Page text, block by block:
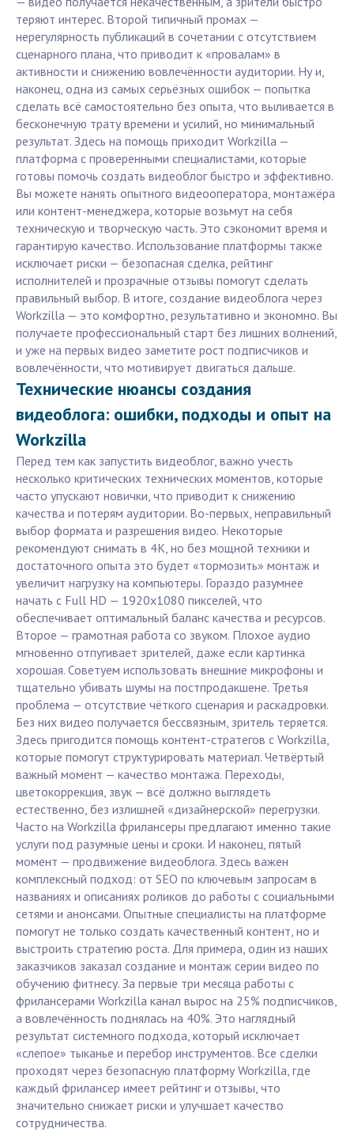
теряют интерес. Второй типичный промах —
нерегулярность публикаций в сочетании с отсутствием
сценарного плана, что приводит к «провалам» в
активности и снижению вовлечённости аудитории. Ну и,
наконец, одна из самых серьёзных ошибок — попытка
сделать всё самостоятельно без опыта, что выливается в
бесконечную трату времени и усилий, но минимальный
результат. Здесь на помощь приходит Workzilla —
платформа с проверенными специалистами, которые
готовы помочь создать видеоблог быстро и эффективно.
Вы можете нанять опытного видеооператора, монтажёра
или контент-менеджера, которые возьмут на себя
техническую и творческую часть. Это сэкономит время и
гарантирую качество. Использование платформы также
исключает риски — безопасная сделка, рейтинг
исполнителей и прозрачные отзывы помогут сделать
правильный выбор. В итоге, создание видеоблога через
Workzilla — это комфортно, результативно и экономно. Вы
получаете профессиональный старт без лишних волнений,
и уже на первых видео заметите рост подписчиков и
вовлечённости, что мотивирует двигаться дальше.
Технические нюансы создания
видеоблога: ошибки, подходы и опыт на
Workzilla
Перед тем как запустить видеоблог, важно учесть
несколько критических технических моментов, которые
часто упускают новички, что приводит к снижению
качества и потерям аудитории. Во-первых, неправильный
выбор формата и разрешения видео. Некоторые
рекомендуют снимать в 4K, но без мощной техники и
достаточного опыта это будет «тормозить» монтаж и
увеличит нагрузку на компьютеры. Гораздо разумнее
начать с Full HD — 1920x1080 пикселей, что
обеспечивает оптимальный баланс качества и ресурсов.
Второе — грамотная работа со звуком. Плохое аудио
мгновенно отпугивает зрителей, даже если картинка
хорошая. Советуем использовать внешние микрофоны и
тщательно убивать шумы на постпродакшене. Третья
проблема — отсутствие чёткого сценария и раскадровки.
Без них видео получается бессвязным, зритель теряется.
Здесь пригодится помощь контент-стратегов с Workzilla,
которые помогут структурировать материал. Четвёртый
важный момент — качество монтажа. Переходы,
цветокоррекция, звук — всё должно выглядеть
естественно, без излишней «дизайнерской» перегрузки.
Часто на Workzilla фрилансеры предлагают именно такие
услуги под разумные цены и сроки. И наконец, пятый
момент — продвижение видеоблога. Здесь важен
комплексный подход: от SEO по ключевым запросам в
названиях и описаниях роликов до работы с социальными
сетями и анонсами. Опытные специалисты на платформе
помогут не только создать качественный контент, но и
выстроить стратегию роста. Для примера, один из наших
заказчиков заказал создание и монтаж серии видео по
обучению фитнесу. За первые три месяца работы с
фрилансерами Workzilla канал вырос на 25% подписчиков,
а вовлечённость поднялась на 40%. Это наглядный
результат системного подхода, который исключает
«слепое» тыканье и перебор инструментов. Все сделки
проходят через безопасную платформу Workzilla, где
каждый фрилансер имеет рейтинг и отзывы, что
значительно снижает риски и улучшает качество
сотрудничества.